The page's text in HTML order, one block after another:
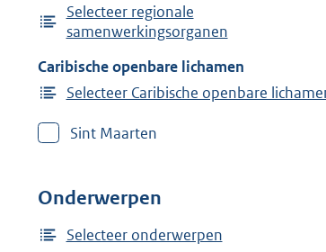
Selecteer regionale
samenwerkingsorganen
Caribische openbare lichamen
Selecteer Caribische openbare
Sint Maarten
Onderwerpen
Selecteer onderwerpen